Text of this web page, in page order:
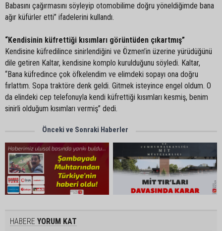
Babasını çağırmasını söyleyip otomobilime doğru yöneldiğimde bana
ağır küfürler etti” ifadelerini kullandı.
“Kendisinin küfrettiği kısımları görüntüden çıkartmış”
Kendisine küfredilince sinirlendiğini ve Özmen’in üzerine yürüdüğünü
dile getiren Kaltar, kendisine komplo kurulduğunu söyledi. Kaltar,
“Bana küfredince çok öfkelendim ve elimdeki sopayı ona doğru
fırlattım. Sopa traktöre denk geldi. Gitmek isteyince engel oldum. O
da elindeki cep telefonuyla kendi küfrettiği kısımları kesmiş, benim
sinirli olduğum kısımları vermiş” dedi.
Önceki ve Sonraki Haberler
HABERE YORUM KAT